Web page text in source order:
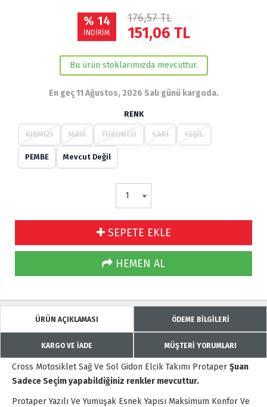
% 14
İNDİRİM
176,57 TL
151,06 TL
Bu ürün stoklarımızda mevcuttur.
En geç 11 Ağustos, 2026 Salı günü kargoda.
RENK
KIRMIZI MAVİ TURUNCU SARI YEŞİL
PEMBE Mevcut Değil
SEPETE EKLE
HEMEN AL
ÜRÜN AÇIKLAMASI ÖDEME BİLGİLERİ
KARGO VE İADE MÜŞTERİ YORUMLARI
Cross Motosiklet Sağ Ve Sol Gidon Elcik Takımı Protaper Şuan
Sadece Seçim yapabildiğiniz renkler mevcuttur.
Protaper Yazılı Ve Yumuşak Esnek Yapısı Maksimum Konfor Ve